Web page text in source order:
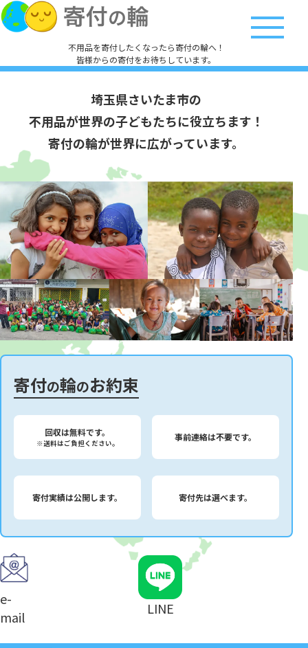
不用品を寄付したくなったら寄付の輪へ！
皆様からの寄付をお待ちしています。
埼玉県さいたま市の
不用品が世界の子どもたちに役立ちます！
寄付の輪が世界に広がっています。
寄付の輪のお約束
回収は無料です。
※送料はご負担ください。
事前連絡は不要です。
寄付実績は公開します。 寄付先は選べます。
e-
mail
LINE